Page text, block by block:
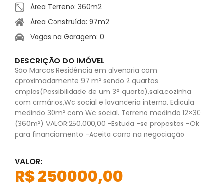
Área Terreno: 360m2
Área Construída: 97m2
Vagas na Garagem: 0
DESCRIÇÃO DO IMÓVEL
São Marcos Residência em alvenaria com
aproximadamente 97 m² sendo 2 quartos
amplos(Possibilidade de um 3° quarto),sala,cozinha
com armários,Wc social e lavanderia interna. Edicula
medindo 30m² com Wc social. Terreno medindo 12×30
(360m²) VALOR:250.000,00 -Estuda -se propostas -Ok
para financiamento -Aceita carro na negociação
VALOR:
R$ 250000,00